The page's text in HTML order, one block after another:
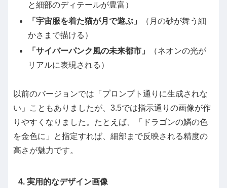
と細部のディテールが豊富）
「宇宙服を着た猫が月で遊ぶ」
（月の砂が舞う細
かさまで描ける）
「サイバーパンク風の未来都市」
（ネオンの光が
リアルに表現される）
以前のバージョンでは「プロンプト通りに生成されな
い」こともありましたが、3.5では指示通りの画像が作
りやすくなりました。たとえば、「ドラゴンの鱗の色
を金色に」と指定すれば、細部まで反映される精度の
高さが魅力です。
4. 実用的なデザイン画像